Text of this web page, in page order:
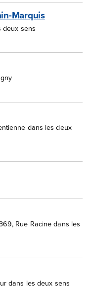
Marquis
deux sens
dans les deux
Rue Racine dans les
dans les deux sens